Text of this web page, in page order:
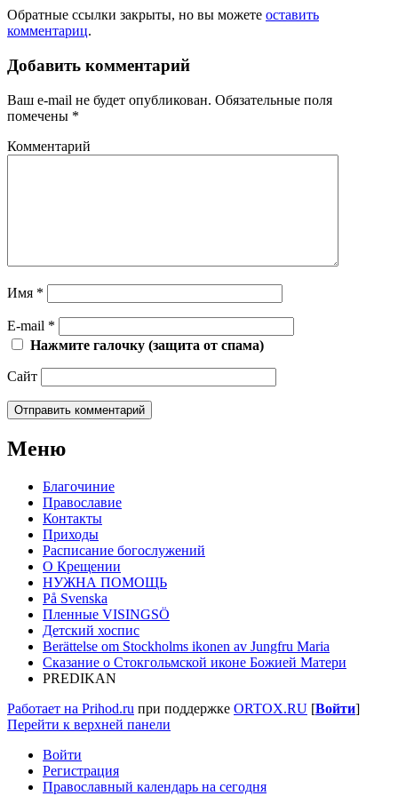
Обратные ссылки закрыты, но вы можете оставить
комментариц.
Добавить комментарий
Ваш e-mail не будет опубликован. Обязательные поля
помечены *
Комментарий
Имя *
E-mail *
Нажмите галочку (защита от спама)
Сайт
Меню
Благочиние
Православие
Контакты
Приходы
Расписание богослужений
О Крещении
НУЖНА ПОМОЩЬ
På Svenska
Пленные VISINGSÖ
Детский хоспис
Berättelse om Stockholms ikonen av Jungfru Maria
Сказание о Стокгольмской иконе Божией Матери
PREDIKAN
Работает на Prihod.ru при поддержке ORTOX.RU [Войти]
Перейти к верхней панели
Войти
Регистрация
Православный календарь на сегодня